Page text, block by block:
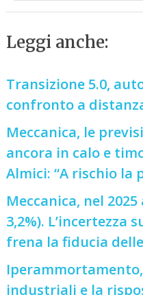
Leggi anche:
Transizione 5.0,
confronto a
Meccanica, le
ancora in calo e
Almici: “A rischio la
Meccanica, nel
3,2%). L’incertezza
frena la fiducia
industriali e la